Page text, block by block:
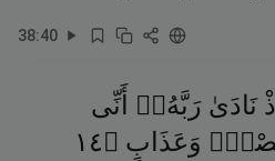
38:40
إِذْ نَادَىٰ رَبَّهُۥٓ أَنِّى
وَعَذَابٍ ۝٤١